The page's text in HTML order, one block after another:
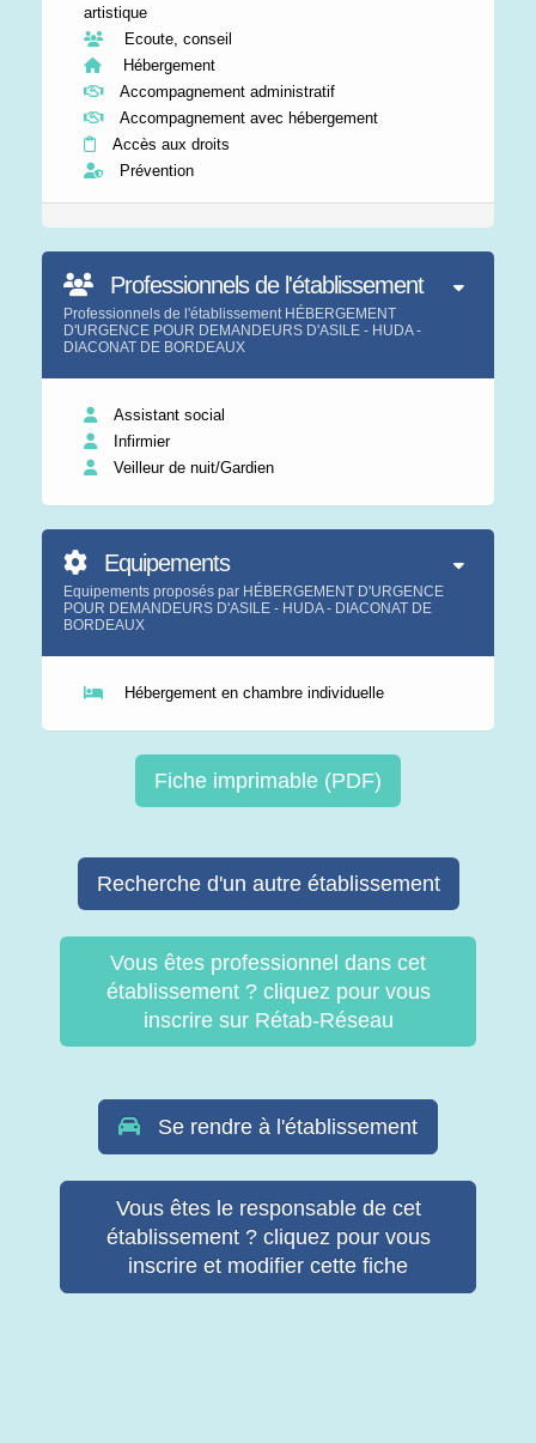
artistique
Ecoute, conseil
Hébergement
Accompagnement administratif
Accompagnement avec hébergement
Accès aux droits
Prévention
Professionnels de l'établissement
Professionnels de l'établissement HÉBERGEMENT
D'URGENCE POUR DEMANDEURS D'ASILE - HUDA -
DIACONAT DE BORDEAUX
Assistant social
Infirmier
Veilleur de nuit/Gardien
Equipements
Equipements proposés par HÉBERGEMENT D'URGENCE
POUR DEMANDEURS D'ASILE - HUDA - DIACONAT DE
BORDEAUX
Hébergement en chambre individuelle
Fiche imprimable (PDF)
Recherche d'un autre établissement
Vous êtes professionnel dans cet
établissement ? cliquez pour vous
inscrire sur Rétab-Réseau
Se rendre à l'établissement
Vous êtes le responsable de cet
établissement ? cliquez pour vous
inscrire et modifier cette fiche